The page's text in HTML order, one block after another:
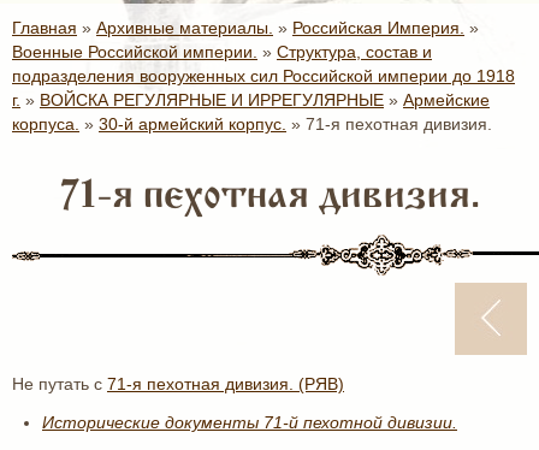
Главная » Архивные материалы. » Российская Империя. »
Военные Российской империи. » Структура, состав и
подразделения вооруженных сил Российской империи до 1918
г. » ВОЙСКА РЕГУЛЯРНЫЕ И ИРРЕГУЛЯРНЫЕ » Армейские
корпуса. » 30-й армейский корпус. » 71-я пехотная дивизия.
71-я пехотная дивизия.
Не путать с 71-я пехотная дивизия. (РЯВ)
Исторические документы 71-й пехотной дивизии.